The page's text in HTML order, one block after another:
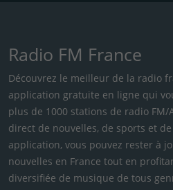
Radio FM France
Découvrez le meilleur de la radio
application gratuite en ligne qui
plus de 1000 stations de radio
direct de nouvelles, de sports et
application, vous pouvez rester à
nouvelles en France tout en
diversifiée de musique de tous